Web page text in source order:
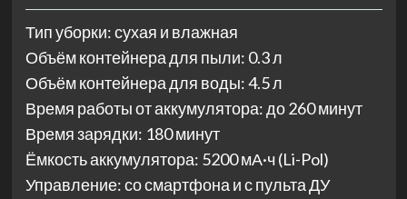
Тип уборки: сухая и влажная
Объём контейнера для пыли: 0.3 л
Объём контейнера для воды: 4.5 л
Время работы от аккумулятора: до 260 минут
Время зарядки: 180 минут
Ёмкость аккумулятора: 5200 мА·ч (Li-Pol)
Управление: со смартфона и с пульта ДУ